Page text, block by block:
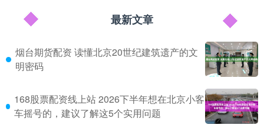
最新文章
烟台期货配资 读懂北京20世纪建筑遗产的文
明密码
168股票配资线上站 2026下半年想在北京小客
车摇号的，建议了解这5个实用问题